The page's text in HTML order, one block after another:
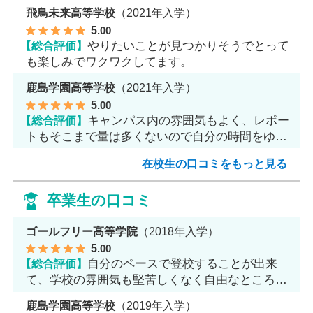
飛鳥未来高等学校 （2021年入学）
5.00
【総合評価】やりたいことが見つかりそうでとって
も楽しみでワクワクしてます。
鹿島学園高等学校 （2021年入学）
5.00
【総合評価】 キャンパス内の雰囲気もよく、レポー
トもそこまで量は多くないので自分の時間をゆっ
在校生の口コミをもっと見る
卒業生の口コミ
ゴールフリー高等学院（2018年入学）
5.00
【総合評価】 自分のペースで登校することが出来
て、学校の雰囲気も堅苦しくなく自由なところが
鹿島学園高等学校 （2019年入学）